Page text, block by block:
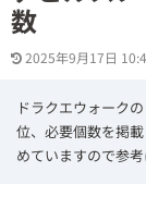
数
2025年9月17日
ドラクエウォーク
位、必要個数を掲
めていますので参考